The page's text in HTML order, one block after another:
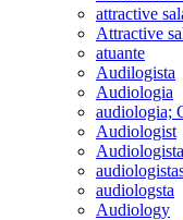
attractive
Attractive
atuante
Audilogista
Audiologia
audiologia;
Audiologist
Audiologista
audiologsta
Audiology